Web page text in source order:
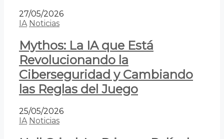
27/05/2026
IA Noticias
Mythos: La IA que Está
Revolucionando la
Ciberseguridad y Cambiando
las Reglas del Juego
25/05/2026
IA Noticias